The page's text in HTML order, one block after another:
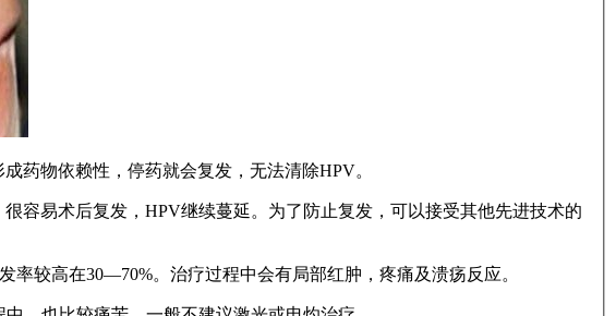
药物依赖性，停药就会复发，无法清除HPV。
容易术后复发，HPV继续蔓延。为了防止复发，可以接受其他先进技术的
较高在30—70%。治疗过程中会有局部红肿，疼痛及溃疡反应。